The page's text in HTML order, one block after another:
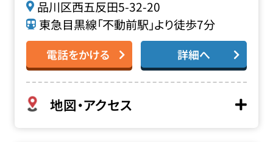
品川区西五反田5-32-20
東急目黒線「不動前駅」より徒歩7分
電話をかける 詳細へ
地図・アクセス